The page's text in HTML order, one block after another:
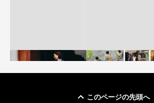
このページの先頭へ